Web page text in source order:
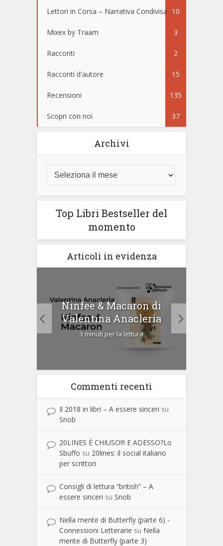
Lettori in Corsa – Narrativa Condivisa 10
Mixex by Traam 3
Racconti 2
Racconti d'autore 15
Recensioni 135
Scopri con noi 37
Archivi
Top Libri Bestseller del
momento
Articoli in evidenza
Ninfee & Macaron di
Valentina Anacleria
3 minuti per la lettura
Commenti recenti
Il 2018 in libri – A essere sinceri su
Snob
20LINES È CHIUSO!!! E ADESSO?Lo
Sbuffo su 20lines: il social italiano
per scrittori
Consigli di lettura “british” – A
essere sinceri su Snob
Nella mente di Butterfly (parte 6) -
Connessioni Letterarie su Nella
mente di Butterfly (parte 3)